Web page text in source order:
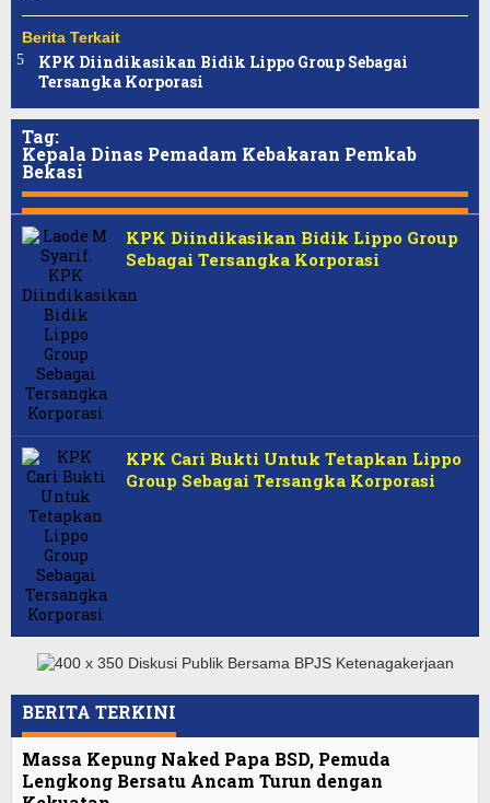
Berita Terkait
KPK Diindikasikan Bidik Lippo Group Sebagai
Tersangka Korporasi
Tag:
Kepala Dinas Pemadam Kebakaran Pemkab
Bekasi
KPK Diindikasikan Bidik Lippo Group
Sebagai Tersangka Korporasi
KPK Cari Bukti Untuk Tetapkan Lippo
Group Sebagai Tersangka Korporasi
BERITA TERKINI
Massa Kepung Naked Papa BSD, Pemuda
Lengkong Bersatu Ancam Turun dengan